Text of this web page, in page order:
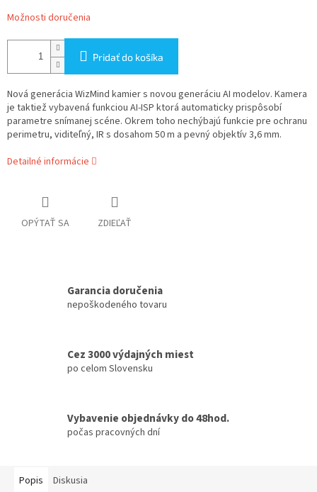
Možnosti doručenia
Pridať do košíka
Nová generácia WizMind kamier s novou generáciu AI modelov. Kamera
je taktiež vybavená funkciou AI-ISP ktorá automaticky prispôsobí
parametre snímanej scéne. Okrem toho nechýbajú funkcie pre ochranu
perimetru, viditeľný, IR s dosahom 50 m a pevný objektív 3,6 mm.
Detailné informácie
OPÝTAŤ SA ZDIEĽAŤ
Garancia doručenia
nepoškodeného tovaru
Cez 3000 výdajných miest
po celom Slovensku
Vybavenie objednávky do 48hod.
počas pracovných dní
Popis Diskusia